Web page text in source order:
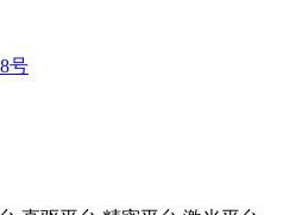
号